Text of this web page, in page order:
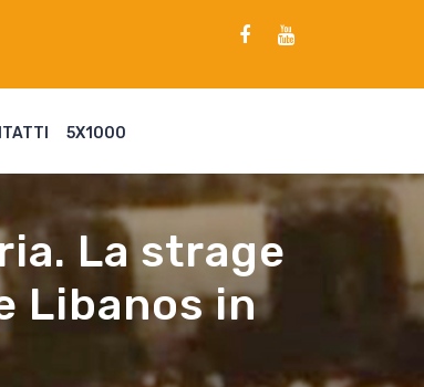
5X1000
La strage
Libanos in